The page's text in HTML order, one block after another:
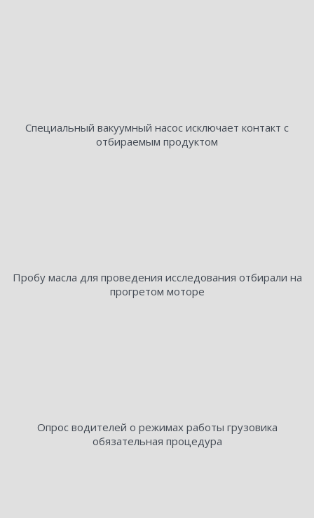
Специальный вакуумный насос исключает контакт с
отбираемым продуктом
Пробу масла для проведения исследования отбирали на
прогретом моторе
Опрос водителей о режимах работы грузовика
обязательная процедура